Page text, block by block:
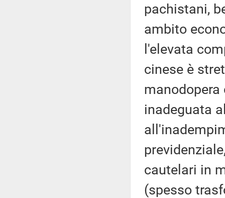
pachistani,
ambito
l'elevata
cinese è
inadeguata
cautelari in
(spesso